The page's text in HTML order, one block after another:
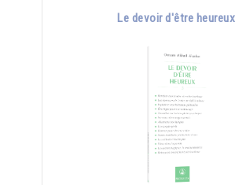
Le devoir d'être heureux